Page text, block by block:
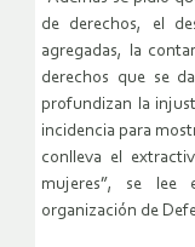
de derechos, el
agregadas, la
derechos que se
profundizan la
incidencia para
conlleva el
mujeres”, se lee
organización de